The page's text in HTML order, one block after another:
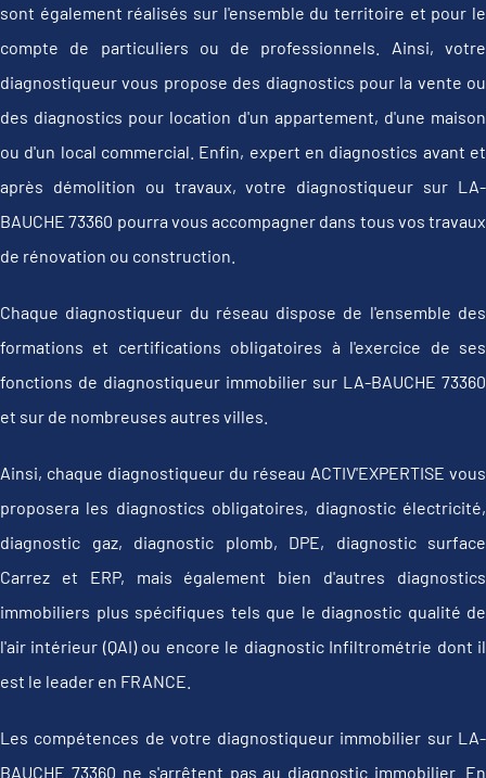
sont également réalisés sur l'ensemble du territoire et pour le
compte de particuliers ou de professionnels. Ainsi, votre
diagnostiqueur vous propose des diagnostics pour la vente ou
des diagnostics pour location d'un appartement, d'une maison
ou d'un local commercial. Enfin, expert en diagnostics avant et
après démolition ou travaux, votre diagnostiqueur sur LA-
BAUCHE 73360 pourra vous accompagner dans tous vos travaux
de rénovation ou construction.
Chaque diagnostiqueur du réseau dispose de l'ensemble des
formations et certifications obligatoires à l'exercice de ses
fonctions de diagnostiqueur immobilier sur LA-BAUCHE 73360
et sur de nombreuses autres villes.
Ainsi, chaque diagnostiqueur du réseau ACTIV'EXPERTISE vous
proposera les diagnostics obligatoires, diagnostic électricité,
diagnostic gaz, diagnostic plomb, DPE, diagnostic surface
Carrez et ERP, mais également bien d'autres diagnostics
immobiliers plus spécifiques tels que le diagnostic qualité de
l'air intérieur (QAI) ou encore le diagnostic Infiltrométrie dont il
est le leader en FRANCE.
Les compétences de votre diagnostiqueur immobilier sur LA-
BAUCHE 73360 ne s'arrêtent pas au diagnostic immobilier. En